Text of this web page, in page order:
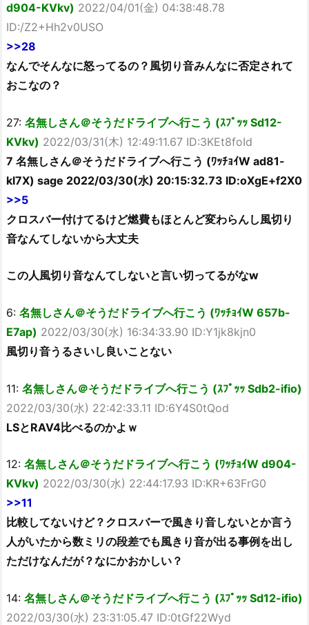
d904-KVkv) 2022/04/01(金) 04:38:48.78
ID:/Z2+Hh2v0USO
>>28
なんでそんなに怒ってるの？風切り音みんなに否定されて
おこなの？
27: 名無しさん＠そうだドライブへ行こう (ｽﾌﾟｯｯ Sd12-
KVkv) 2022/03/31(木) 12:49:11.67 ID:3KEt8foId
7 名無しさん＠そうだドライブへ行こう (ﾜｯﾁｮｲW ad81-
kl7X) sage 2022/03/30(水) 20:15:32.73 ID:oXgE+f2X0
>>5
クロスバー付けてるけど燃費もほとんど変わらんし風切り
音なんてしないから大丈夫
この人風切り音なんてしないと言い切ってるがなw
6: 名無しさん＠そうだドライブへ行こう (ﾜｯﾁｮｲW 657b-
E7ap) 2022/03/30(水) 16:34:33.90 ID:Y1jk8kjn0
風切り音うるさいし良いことない
11: 名無しさん＠そうだドライブへ行こう (ｽﾌﾟｯｯ Sdb2-ifio)
2022/03/30(水) 22:42:33.11 ID:6Y4S0tQod
LSとRAV4比べるのかよｗ
12: 名無しさん＠そうだドライブへ行こう (ﾜｯﾁｮｲW d904-
KVkv) 2022/03/30(水) 22:44:17.93 ID:KR+63FrG0
>>11
比較してないけど？クロスバーで風きり音しないとか言う
人がいたから数ミリの段差でも風きり音が出る事例を出し
ただけなんだが？なにかおかしい？
14: 名無しさん＠そうだドライブへ行こう (ｽﾌﾟｯｯ Sd12-ifio)
2022/03/30(水) 23:31:05.47 ID:0tGf22Wyd